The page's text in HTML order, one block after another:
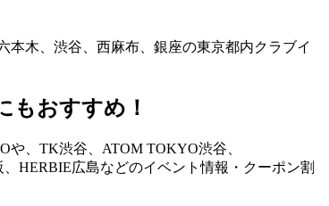
本木、渋谷、西麻布、銀座の東京都内クラブイ
もおすすめ！
、TK渋谷、ATOM TOKYO渋谷、
HERBIE広島などのイベント情報・クーポン割